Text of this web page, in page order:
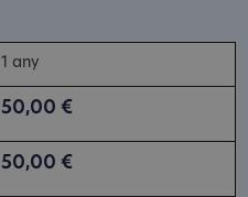
1 any
50,00 €
50,00 €